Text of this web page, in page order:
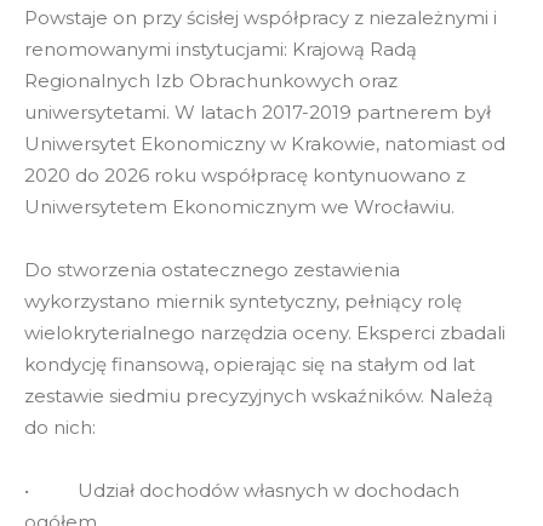
Powstaje on przy ścisłej współpracy z niezależnymi i
renomowanymi instytucjami: Krajową Radą
Regionalnych Izb Obrachunkowych oraz
uniwersytetami. W latach 2017-2019 partnerem był
Uniwersytet Ekonomiczny w Krakowie, natomiast od
2020 do 2026 roku współpracę kontynuowano z
Uniwersytetem Ekonomicznym we Wrocławiu.
Do stworzenia ostatecznego zestawienia
wykorzystano miernik syntetyczny, pełniący rolę
wielokryterialnego narzędzia oceny. Eksperci zbadali
kondycję finansową, opierając się na stałym od lat
zestawie siedmiu precyzyjnych wskaźników. Należą
do nich:
• Udział dochodów własnych w dochodach